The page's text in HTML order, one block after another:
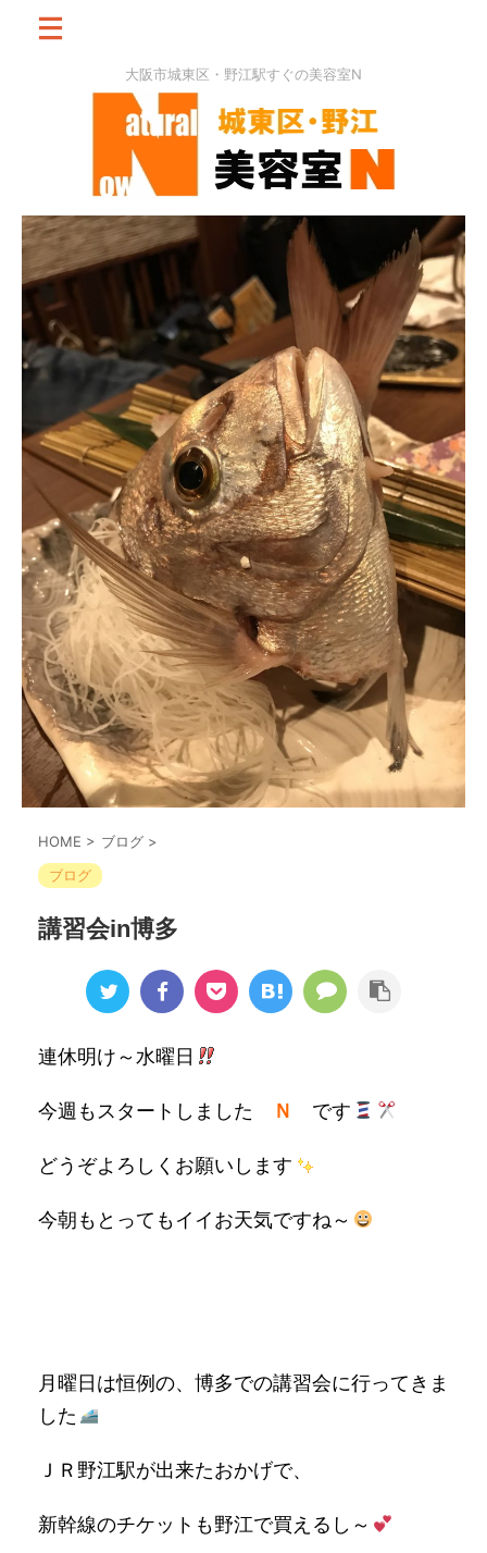
大阪市城東区・野江駅すぐの美容室N
HOME > ブログ >
ブログ
講習会in博多
連休明け～水曜日
今週もスタートしました Ｎ です
どうぞよろしくお願いします
今朝もとってもイイお天気ですね～
月曜日は恒例の、博多での講習会に行ってきま
した
ＪＲ野江駅が出来たおかげで、
新幹線のチケットも野江で買えるし～